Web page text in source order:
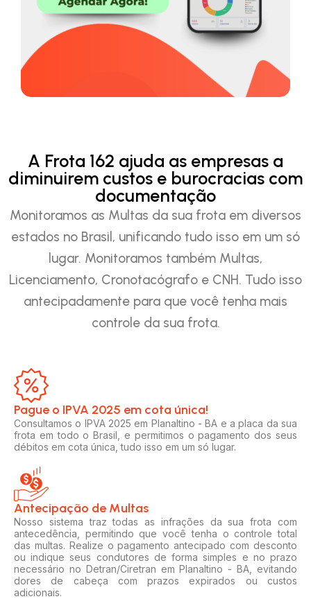
A Frota 162 ajuda as empresas a
diminuirem custos e burocracias com
documentação
Monitoramos as Multas da sua frota em diversos
estados no Brasil, unificando tudo isso em um só
lugar. Monitoramos também Multas,
Licenciamento, Cronotacógrafo e CNH. Tudo isso
antecipadamente para que você tenha mais
controle da sua frota.
Pague o IPVA 2025 em cota única!​
Consultamos o IPVA 2025 em Planaltino - BA e a placa da sua
frota em todo o Brasil, e permitimos o pagamento dos seus
débitos em cota única, tudo isso em um só lugar.
Antecipação de Multas
Nosso sistema traz todas as infrações da sua frota com
antecedência, permitindo que você tenha o controle total
das multas. Realize o pagamento antecipado com desconto
ou indique seus condutores de forma simples e no prazo
necessário no Detran/Ciretran em Planaltino - BA, evitando
dores de cabeça com prazos expirados ou custos
adicionais.